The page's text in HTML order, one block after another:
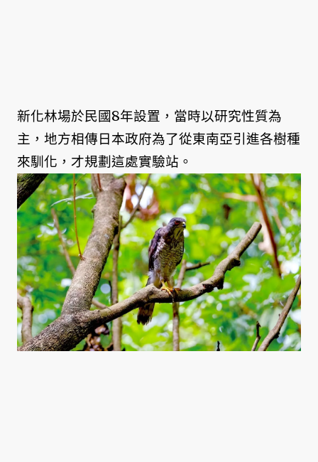
新化林場於民國8年設置，當時以研究性質為
主，地方相傳日本政府為了從東南亞引進各樹種
來馴化，才規劃這處實驗站。